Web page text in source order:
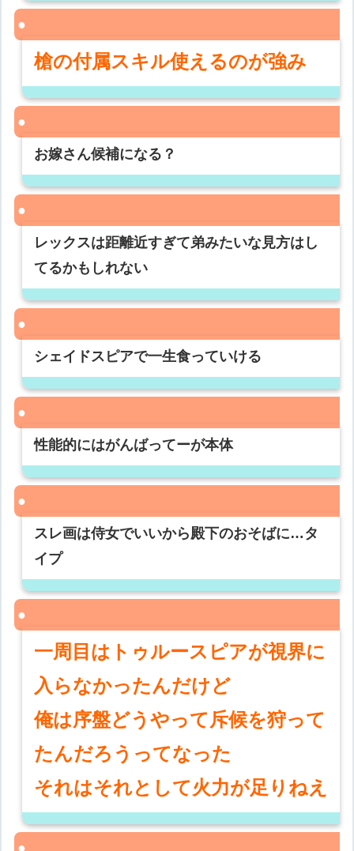
槍の付属スキル使えるのが強み
お嫁さん候補になる？
レックスは距離近すぎて弟みたいな見方はし
てるかもしれない
シェイドスピアで一生食っていける
性能的にはがんばってーが本体
スレ画は侍女でいいから殿下のおそばに…タ
イプ
一周目はトゥルースピアが視界に
入らなかったんだけど
俺は序盤どうやって斥候を狩って
たんだろうってなった
それはそれとして火力が足りねえ